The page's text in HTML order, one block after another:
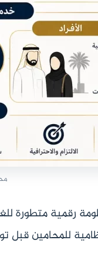
رقمية متطورة
للمحامين قبل